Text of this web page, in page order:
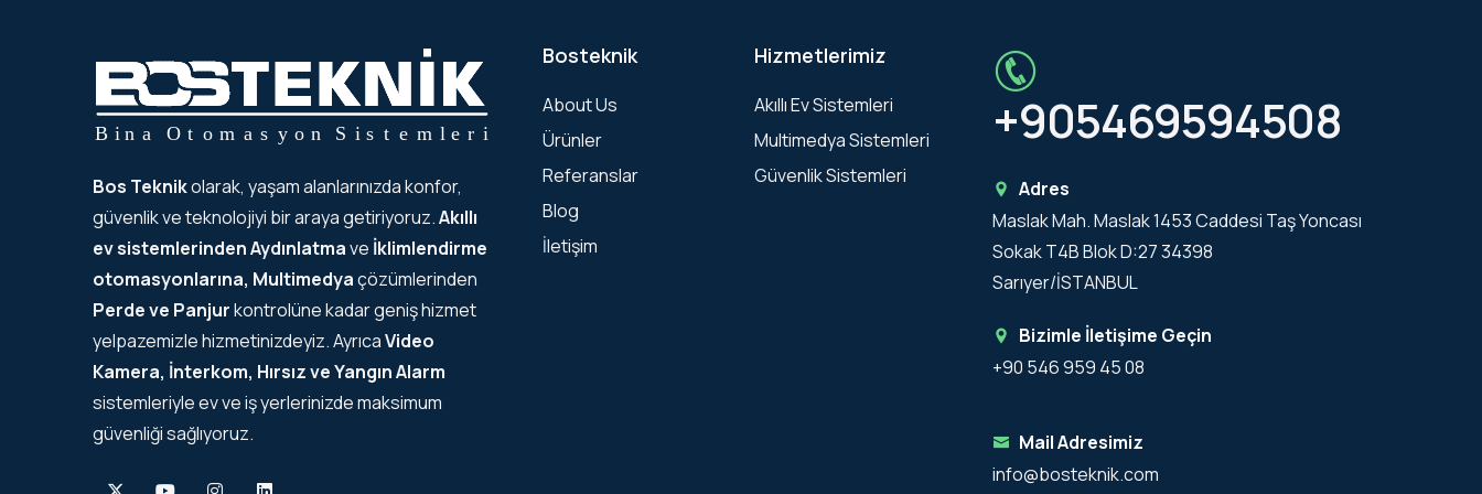
Bos Teknikolarak, yaşam alanlarınızda konfor,
güvenlik ve teknolojiyi bir araya getiriyoruz.Akıllı
ev sistemlerindenAydınlatmave İklimlendirme
otomasyonlarına, Multimedyaçözümlerinden
Perde ve Panjurkontrolüne kadar geniş hizmet
yelpazemizle hizmetinizdeyiz. AyrıcaVideo
Kamera, İnterkom, Hırsız ve Yangın Alarm
sistemleriyle ev ve iş yerlerinizde maksimum
güvenliği sağlıyoruz.
Bosteknik
About Us
Ürünler
Referanslar
Blog
İletişim
Hizmetlerimiz
Akıllı Ev Sistemleri
Multimedya Sistemleri
Güvenlik Sistemleri
+905469594508
Adres
Maslak Mah. Maslak 1453 Caddesi Taş Yoncası
Sokak T4B Blok D:27 34398
Sarıyer/İSTANBUL
Bizimle İletişime Geçin
+90 546 959 45 08
Mail Adresimiz
info@bosteknik.com